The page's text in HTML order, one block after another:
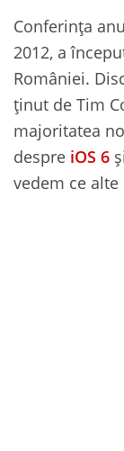
Conferința
2012, a
României.
ținut de Tim
majoritatea
despre iOS 6 și
vedem ce